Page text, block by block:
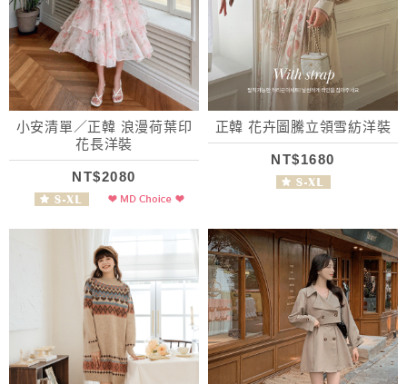
小安清單／正韓 浪漫荷葉印
花長洋裝
NT$2080
正韓 花卉圖騰立領雪紡洋裝
NT$1680